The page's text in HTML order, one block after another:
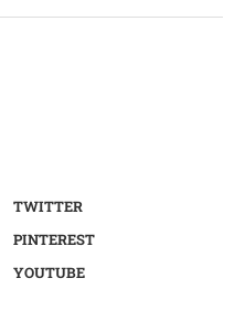
TWITTER
PINTEREST
YOUTUBE